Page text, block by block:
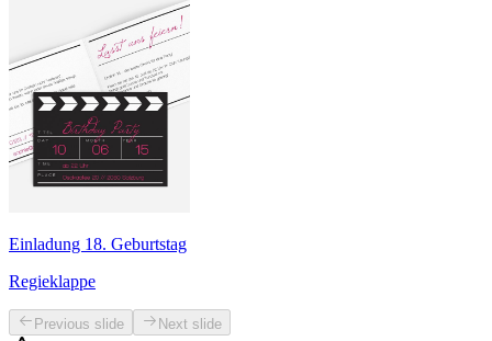
Einladung 18. Geburtstag
Regieklappe
Previous slide Next slide